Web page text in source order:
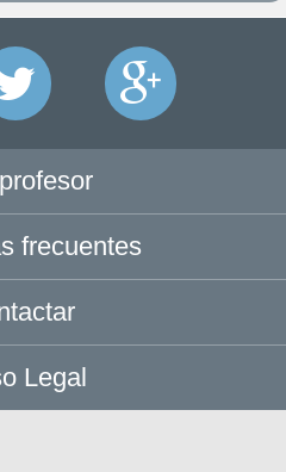
frecuentes
Legal